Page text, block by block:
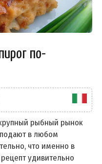
по-
рыбный рынок
в любом
что именно в
удивительно